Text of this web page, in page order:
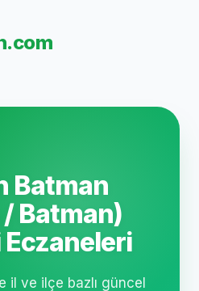
Batman
Batman)
il ve ilçe bazlı güncel